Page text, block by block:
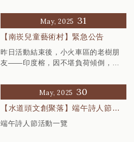
May, 2025 31
【南崁兒童藝術村】緊急公告
昨日活動結束後，小火車區的老樹朋
友——印度榕，因不堪負荷傾倒，靠
May, 2025 30
【水道頭文創聚落】端午詩人節活
動一覽
端午詩人節活動一覽